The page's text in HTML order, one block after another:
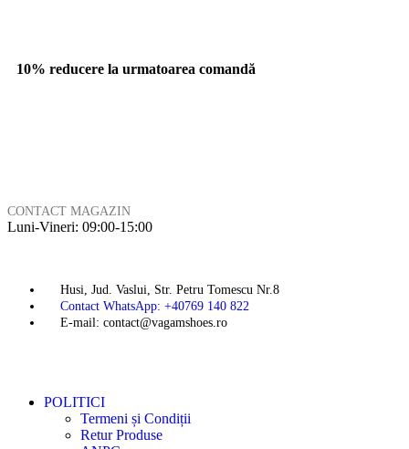
10% reducere la urmatoarea comandă
CONTACT MAGAZIN
Luni-Vineri: 09:00-15:00
Husi, Jud. Vaslui, Str. Petru Tomescu Nr.8
Contact WhatsApp: +40769 140 822
E-mail: contact@vagamshoes.ro
POLITICI
Termeni și Condiții
Retur Produse